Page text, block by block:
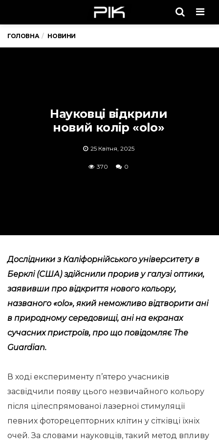
ГОЛОВНА НОВИНИ
Науковці відкрили
новий колір «olo»
25 Квітня, 2025
370 0
Дослідники з Каліфорнійського університету в
Берклі (США) здійснили прорив у галузі оптики,
заявивши про відкриття нового кольору,
названого «olo», який неможливо відтворити ані
в природному середовищі, ані на екранах
сучасних пристроїв, про щоповідомляєThe
Guardian.
В ході експерименту п’ятеро учасників
засвідчили появу цього незвичайного кольору
після цілеспрямованої лазерної стимуляції
певних фоторецепторних клітин у сітківці їхніх
очей. За словами науковців, такий метод впливу